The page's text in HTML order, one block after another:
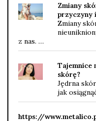
Zmiany
przyczyny
Zmiany
z nas. …
Tajemnice
skórę?
Jędrna
jak
https://